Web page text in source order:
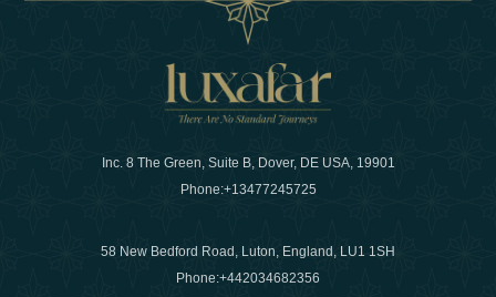
Inc. 8 The Green, Suite B, Dover, DE USA, 19901
Phone:+13477245725
58 New Bedford Road, Luton, England, LU1 1SH
Phone:+442034682356